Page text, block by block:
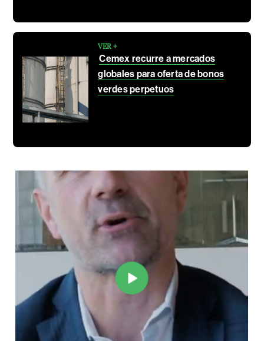
VER +
Cemex recurre a mercados
globales para oferta de bonos
verdes perpetuos